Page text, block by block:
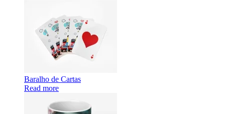
Baralho de Cartas
Read more